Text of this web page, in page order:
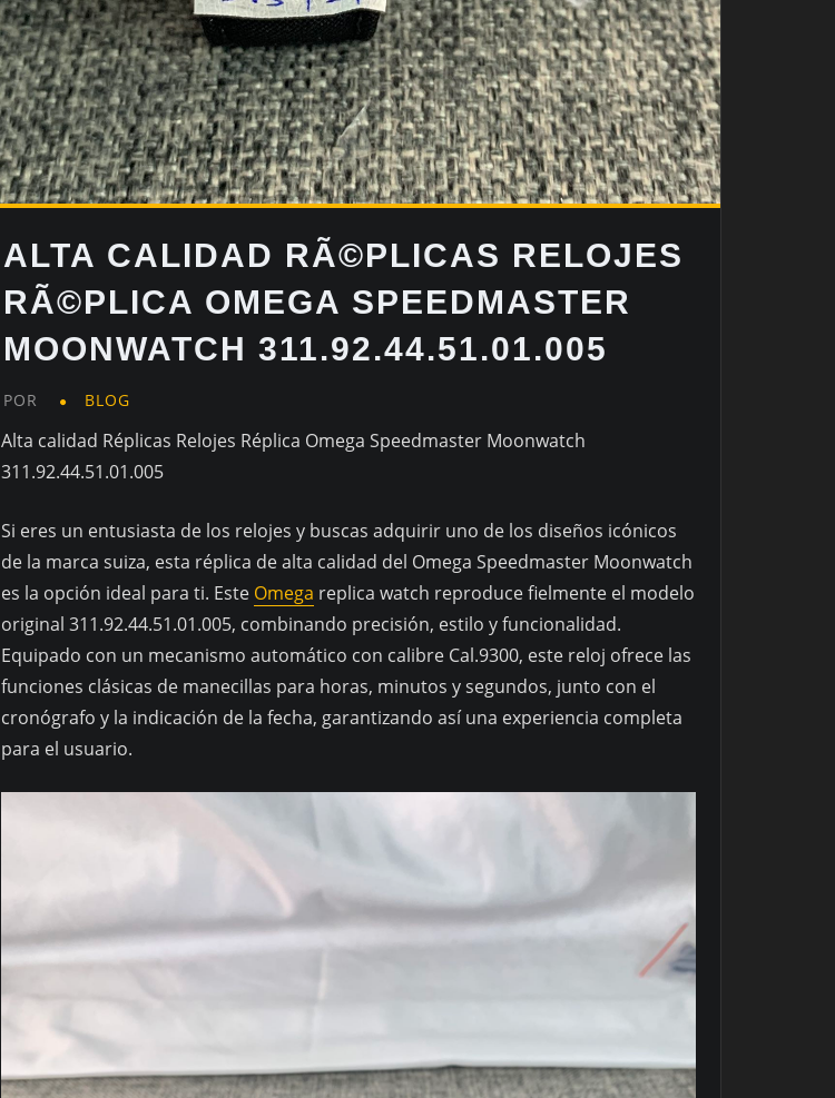
ALTA CALIDAD RÃ©PLICAS RELOJES
RÃ©PLICA OMEGA SPEEDMASTER
MOONWATCH 311.92.44.51.01.005
POR BLOG
Alta calidad Réplicas Relojes Réplica Omega Speedmaster Moonwatch
311.92.44.51.01.005
Si eres un entusiasta de los relojes y buscas adquirir uno de los diseños icónicos
de la marca suiza, esta réplica de alta calidad del Omega Speedmaster Moonwatch
es la opción ideal para ti. Este Omega replica watch reproduce fielmente el modelo
original 311.92.44.51.01.005, combinando precisión, estilo y funcionalidad.
Equipado con un mecanismo automático con calibre Cal.9300, este reloj ofrece las
funciones clásicas de manecillas para horas, minutos y segundos, junto con el
cronógrafo y la indicación de la fecha, garantizando así una experiencia completa
para el usuario.